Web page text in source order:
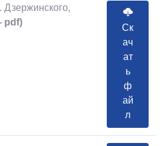
Дзержинского,
pdf)
Ск
ач
ат
ь
ф
ай
л